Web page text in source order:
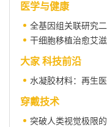
医学与健康
全基因组关联研究
干细胞移植治愈艾
大家 科技前沿
水凝胶材料：再生
穿戴技术
突破人类视觉极限